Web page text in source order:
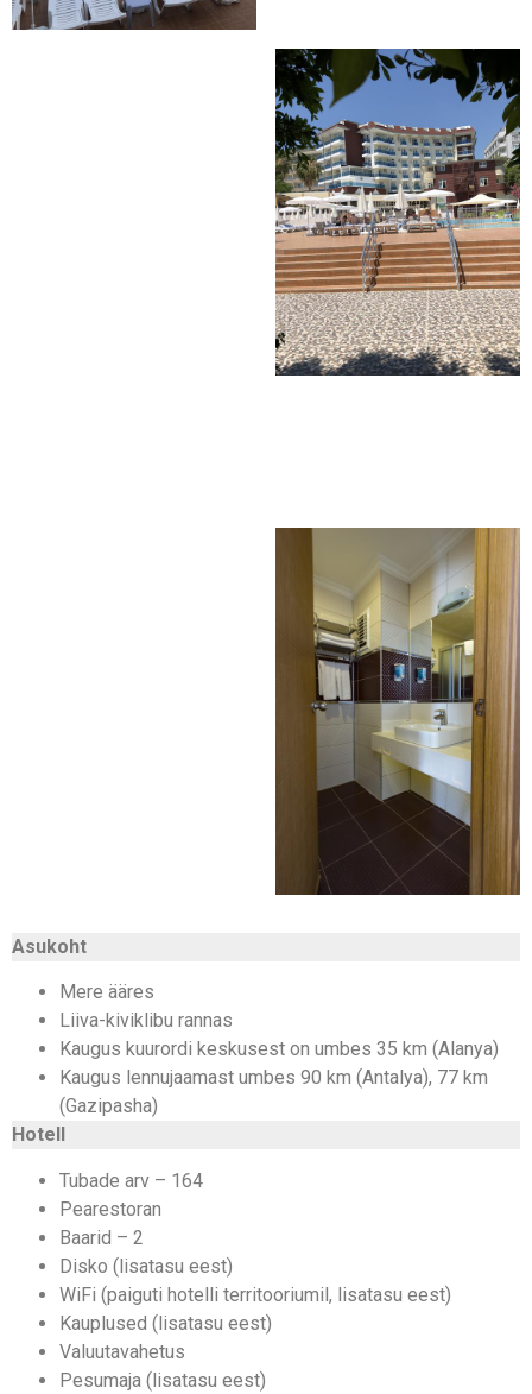
Asukoht
Mere ääres
Liiva-kiviklibu rannas
Kaugus kuurordi keskusest on umbes 35 km (Alanya)
Kaugus lennujaamast umbes 90 km (Antalya), 77 km
(Gazipasha)
Hotell
Tubade arv – 164
Pearestoran
Baarid – 2
Disko (lisatasu eest)
WiFi (paiguti hotelli territooriumil, lisatasu eest)
Kauplused (lisatasu eest)
Valuutavahetus
Pesumaja (lisatasu eest)